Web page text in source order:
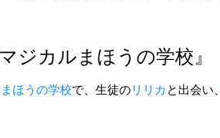
ジカルまほうの学校』
まほうの学校で、生徒のリリカ と出会い、